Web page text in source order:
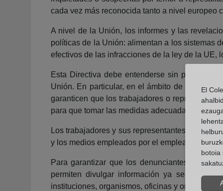
cada vez más reconocida tanto a nivel europeo
A nivel de la Unión, los informes y las
políticas de la Unión: alimentan a los sistemas
efectivos de las infracciones de la ley de la
Esta Directiva debe entenderse sin perjuicio
Unión. En particular, en el ámbito de la
garanticen que los trabajadores o
para que tomar las medidas adecuadas para
Los trabajadores y sus representantes tienen
y los medios empleados por el empleador son
Para garantizar que los denunciantes
permiten divulgar información ya sea
instituciones, organismos, oficinas y organismos
El
botoia